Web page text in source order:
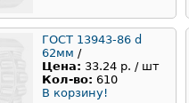
ГОСТ 13943-86 d
62мм /
Цена: 33.24 р. / шт
Кол-во: 610
В корзину!